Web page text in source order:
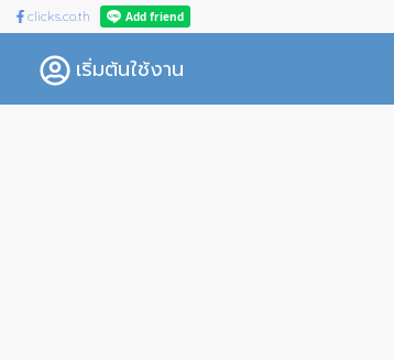
clicks.co.th
เริ่มต้นใช้งาน